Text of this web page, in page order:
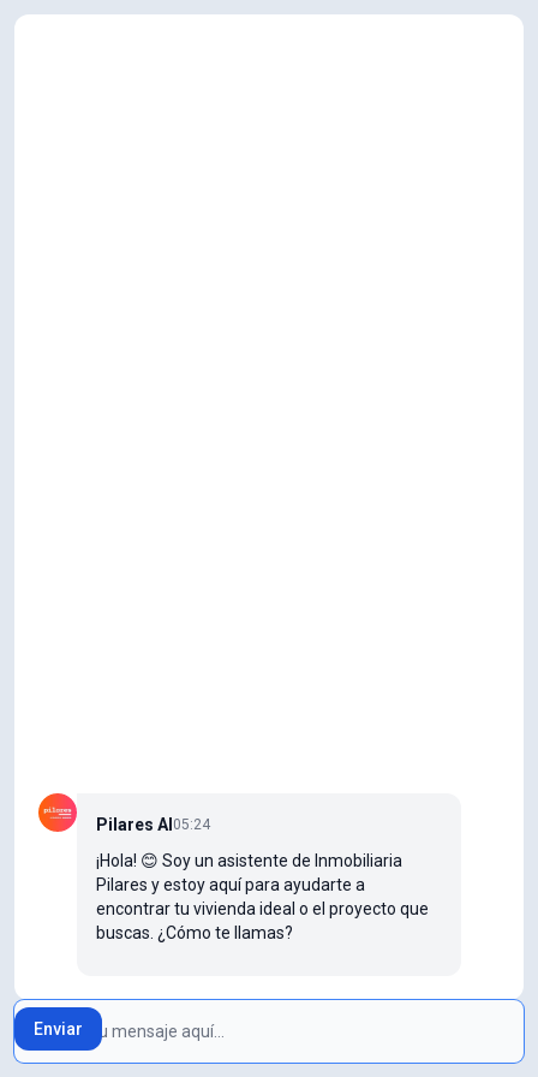
Pilares AI 05:24
¡Hola! 😊 Soy un asistente de Inmobiliaria
Pilares y estoy aquí para ayudarte a
encontrar tu vivienda ideal o el proyecto que
buscas. ¿Cómo te llamas?
Enviar